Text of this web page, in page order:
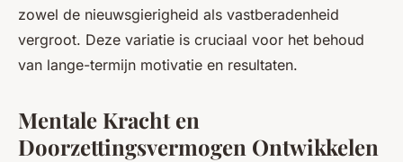
zowel de nieuwsgierigheid als vastberadenheid
vergroot. Deze variatie is cruciaal voor het behoud
van lange-termijn motivatie en resultaten.
Mentale Kracht en
Doorzettingsvermogen Ontwikkelen